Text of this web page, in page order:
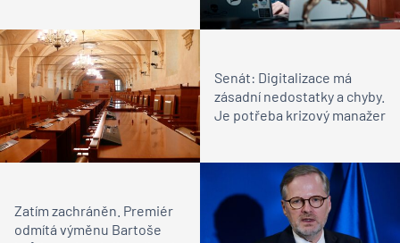
Senát: Digitalizace má
zásadní nedostatky a chyby.
Je potřeba krizový manažer
Zatím zachráněn. Premiér
odmítá výměnu Bartoše